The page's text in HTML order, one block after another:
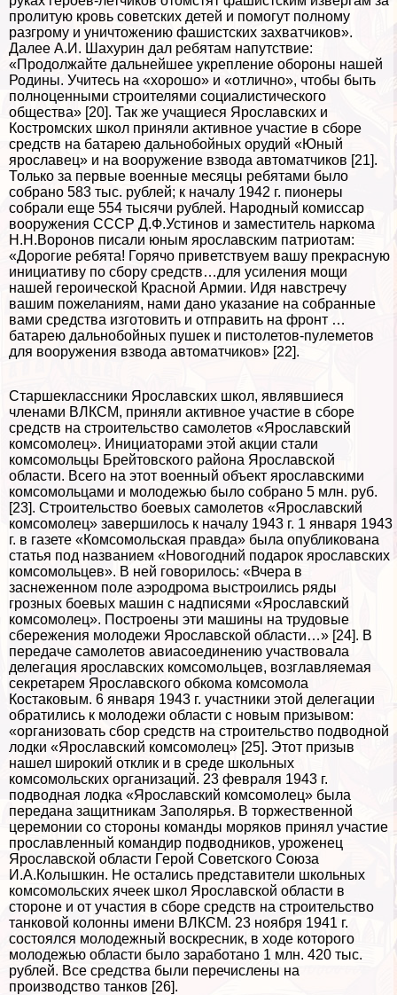
пролитую кровь советских детей и помогут полному
разгрому и уничтожению фашистских захватчиков».
Далее А.И. Шахурин дал ребятам напутствие:
«Продолжайте дальнейшее укрепление обороны нашей
Родины. Учитесь на «хорошо» и «отлично», чтобы быть
полноценными строителями социалистического
общества» [20]. Так же учащиеся Ярославских и
Костромских школ приняли активное участие в сборе
средств на батарею дальнобойных орудий «Юный
ярославец» и на вооружение взвода автоматчиков [21].
Только за первые военные месяцы ребятами было
собрано 583 тыс. рублей; к началу 1942 г. пионеры
собрали еще 554 тысячи рублей. Народный комиссар
вооружения СССР Д.Ф.Устинов и заместитель наркома
Н.Н.Воронов писали юным ярославским патриотам:
«Дорогие ребята! Горячо приветствуем вашу прекрасную
инициативу по сбору средств…для усиления мощи
нашей героической Красной Армии. Идя навстречу
вашим пожеланиям, нами дано указание на собранные
вами средства изготовить и отправить на фронт …
батарею дальнобойных пушек и пистолетов-пулеметов
для вооружения взвода автоматчиков» [22].
Старшеклассники Ярославских школ, являвшиеся
члeнами ВЛКСМ, приняли активное участие в сборе
средств на строительство самолетов «Ярославский
комсомолец». Инициаторами этой акции стали
комсомольцы Брейтовского района Ярославской
области. Всего на этот военный объект ярославскими
комсомольцами и молодежью было собрано 5 млн. руб.
[23]. Строительство боевых самолетов «Ярославский
комсомолец» завершилось к началу 1943 г. 1 января 1943
г. в газете «Комсомольская правда» была опубликована
статья под названием «Новогодний подарок ярославских
комсомольцев». В ней говорилось: «Вчера в
заснеженном поле аэродрома выстроились ряды
грозных боевых машин с надписями «Ярославский
комсомолец». Построены эти машины на трудовые
сбережения молодежи Ярославской области…» [24]. В
передаче самолетов авиасоединению участвовала
делегация ярославских комсомольцев, возглавляемая
секретарем Ярославского обкома комсомола
Костаковым. 6 января 1943 г. участники этой делегации
обратились к молодежи области с новым призывом:
«организовать сбор средств на строительство подводной
лодки «Ярославский комсомолец» [25]. Этот призыв
нашел широкий отклик и в среде школьных
комсомольских организаций. 23 февраля 1943 г.
подводная лодка «Ярославский комсомолец» была
передана защитникам Заполярья. В торжественной
церемонии со стороны комaнды моряков принял участие
прославленный комaндир подводников, уроженец
Ярославской области Герой Советского Союза
И.А.Колышкин. Не остались представители школьных
комсомольских ячеек школ Ярославской области в
стороне и от участия в сборе средств на строительство
танковой колонны имени ВЛКСМ. 23 ноября 1941 г.
состоялся молодежный воскресник, в ходе которого
молодежью области было заработано 1 млн. 420 тыс.
рублей. Все средства были перечислены на
производство танков [26].